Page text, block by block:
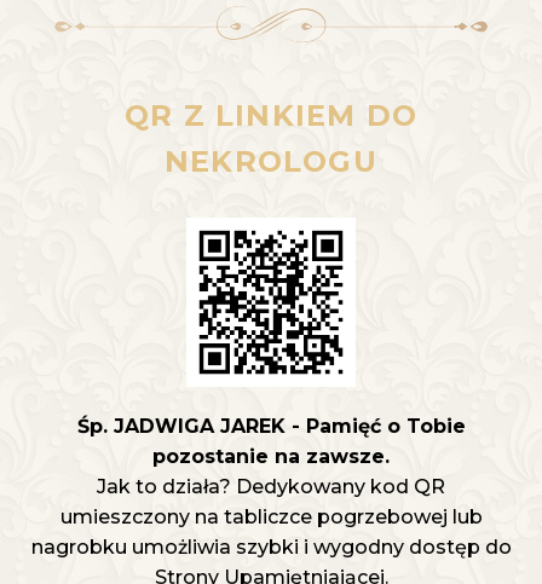
QR Z LINKIEM DO
NEKROLOGU
Śp. JADWIGA JAREK - Pamięć o Tobie
pozostanie na zawsze.
Jak to działa? Dedykowany kod QR
umieszczony na tabliczce pogrzebowej lub
nagrobku umożliwia szybki i wygodny dostęp do
Strony Upamiętniającej.